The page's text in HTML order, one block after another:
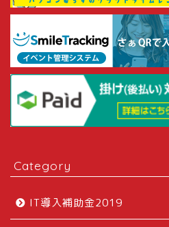
Category
IT導入補助金2019